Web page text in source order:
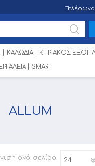
ΚΑΛΩΔΙΑ ΚΤΙΡΙΑΚΟΣ
ΕΡΓΑΛΕΙΑ SMART
ALLUM
ανά σελίδα